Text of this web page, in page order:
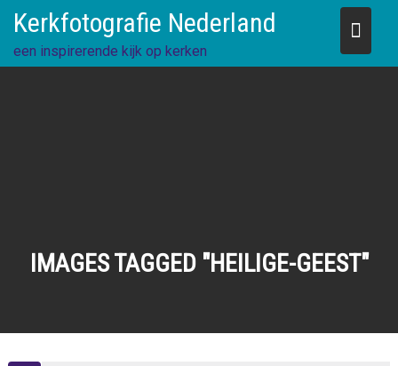
content
Kerkfotografie Nederland
een inspirerende kijk op kerken
IMAGES TAGGED "HEILIGE-GEEST"